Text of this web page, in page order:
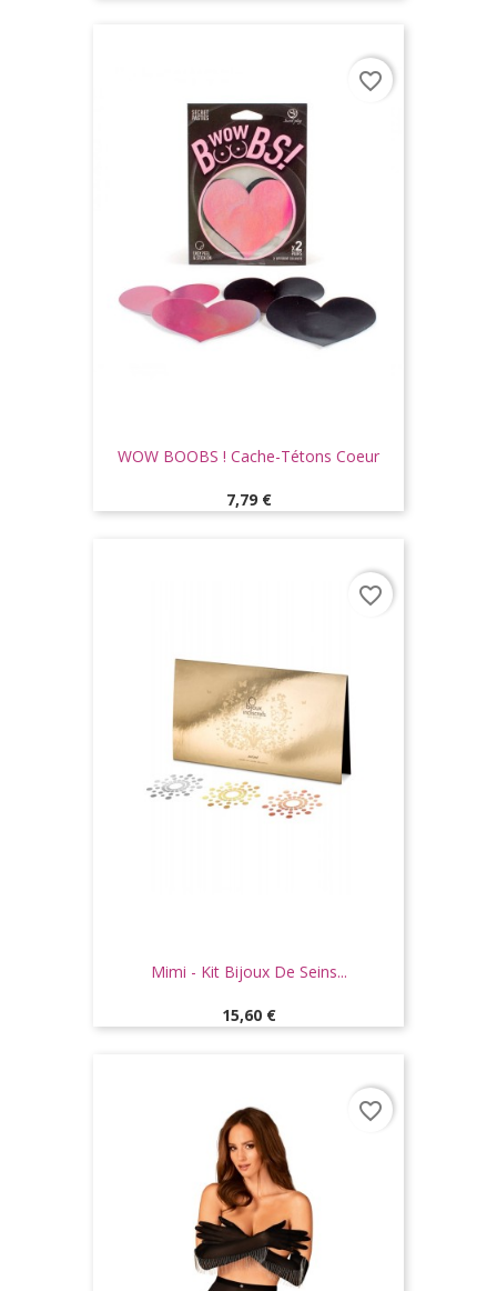
WOW BOOBS ! Cache-Tétons Coeur
Prix
7,79 €
favorite_border
Mimi - Kit Bijoux De Seins...
Prix
15,60 €
favorite_border
favorite_border